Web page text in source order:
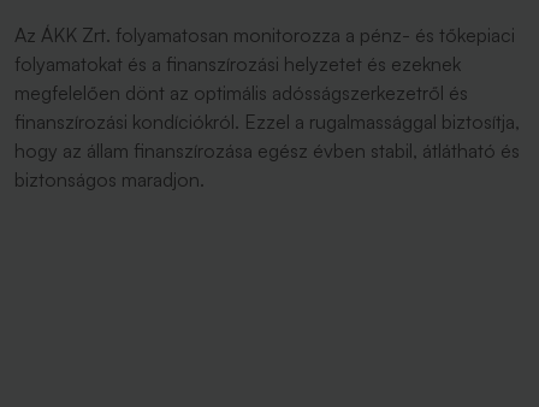
Az ÁKK Zrt. folyamatosan monitorozza a pénz- és tőkepiaci
folyamatokat és a finanszírozási helyzetet és ezeknek
megfelelően dönt az optimális adósságszerkezetről és
finanszírozási kondíciókról. Ezzel a rugalmassággal biztosítja,
hogy az állam finanszírozása egész évben stabil, átlátható és
biztonságos maradjon.